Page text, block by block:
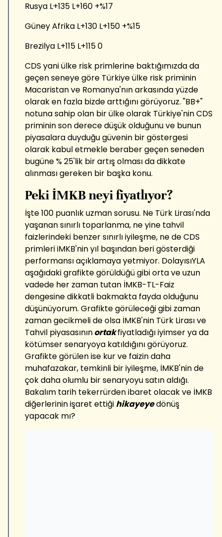
Rusya L+135 L+160 +%17
Güney Afrika L+130 L+150 +%15
Brezilya L+115 L+115 0
CDS yani ülke risk primlerine baktığımızda da
geçen seneye göre Türkiye ülke risk priminin
Macaristan ve Romanya'nın arkasında yüzde
olarak en fazla bizde arttığını görüyoruz. "BB+"
notuna sahip olan bir ülke olarak Türkiye'nin CDS
priminin son derece düşük olduğunu ve bunun
piyasalara duyduğu güvenin bir göstergesi
olarak kabul etmekle beraber geçen seneden
bugüne % 25'lik bir artış olması da dikkate
alınması gereken bir başka konu.
Peki İMKB neyi fiyatlıyor?
İşte 100 puanlık uzman sorusu. Ne Türk Lirası'nda
yaşanan sınırlı toparlanma, ne yine tahvil
faizlerindeki benzer sınırlı iyileşme, ne de CDS
primleri iMKB'nin yıl başından beri gösterdiği
performansı açıklamaya yetmiyor. DolayısıYLA
aşağıdaki grafikte görüldüğü gibi orta ve uzun
vadede her zaman tutan İMKB-TL-Faiz
dengesine dikkatli bakmakta fayda olduğunu
düşünüyorum. Grafikte görüleceği gibi zaman
zaman gecikmeli de olsa İMKB'nin Türk Lirası ve
Tahvil piyasasınınortakfiyatladığı iyimser ya da
kötümser senaryoya katıldığını görüyoruz.
Grafikte görülen ise kur ve faizin daha
muhafazakar, temkinli bir iyileşme, İMKB'nin de
çok daha olumlu bir senaryoyu satın aldığı.
Bakalım tarih tekerrürden ibaret olacak ve İMKB
diğerlerinin işaret ettiği hikayeyedönüş
yapacak mı?